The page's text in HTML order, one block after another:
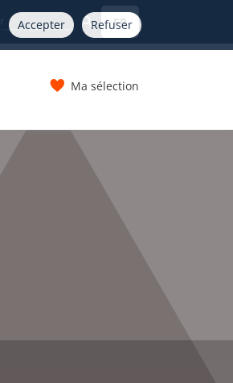
Accepter Refuser
FR
Ma sélection